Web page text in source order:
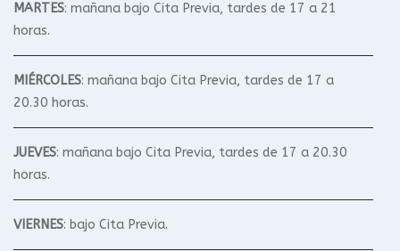
MARTES: mañana bajo Cita Previa, tardes de 17 a 21
horas.
MIÉRCOLES: mañana bajo Cita Previa, tardes de 17 a
20.30 horas.
JUEVES: mañana bajo Cita Previa, tardes de 17 a 20.30
horas.
VIERNES: bajo Cita Previa.